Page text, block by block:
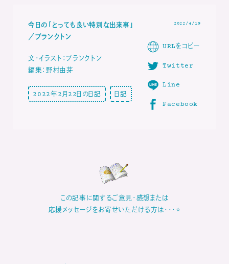
今日の「とっても良い特別な出来事」
／プランクトン
文・イラスト：プランクトン
編集：野村由芽
2022年2月22日の日記 日記
2022/4/19
URLをコピー
Twitter
Line
Facebook
この記事に関するご意見・感想または
応援メッセージをお寄せいただける方は・・・⭐